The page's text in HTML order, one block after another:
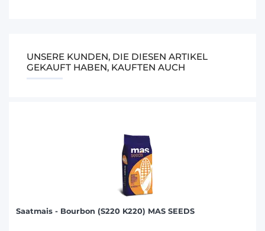
UNSERE KUNDEN, DIE DIESEN ARTIKEL
GEKAUFT HABEN, KAUFTEN AUCH
Saatmais - Bourbon (S220 K220) MAS SEEDS